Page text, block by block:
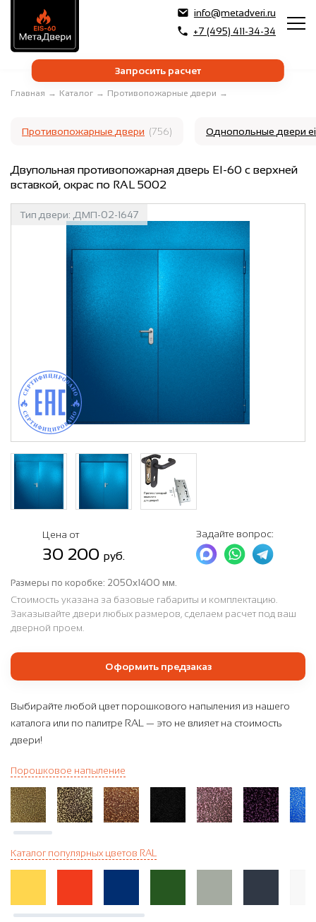
info@metadveri.ru
+7 (495) 411-34-34
Запросить расчет
Главная → Каталог → Противопожарные двери →
Противопожарные двери (756) Однопольные двери
Двупольная противопожарная дверь EI-60 с верхней
вставкой, окрас по RAL 5002
Тип двери: ДМП-02-1647
Цена от
30 200 руб.
Задайте вопрос:
Размеры по коробке: 2050х1400 мм.
Стоимость указана за базовые габариты и комплектацию.
Заказывайте двери любых размеров, сделаем расчет под ваш
дверной проем.
Оформить предзаказ
Выбирайте любой цвет порошкового напыления из нашего
каталога или по палитре RAL — это не влияет на стоимость
двери!
Порошковое напыление
Каталог популярных цветов RAL